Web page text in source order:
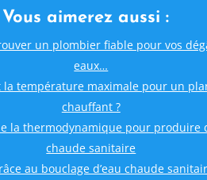
Vous aimerez aussi :
un plombier fiable pour vos
eaux…
la température maximale pour un
chauffant ?
la thermodynamique pour produire
chaude sanitaire
au bouclage d’eau chaude